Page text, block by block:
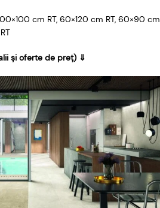
cm RT, 60×120 cm RT, 60×90 cm
și oferte de preț) ⇓